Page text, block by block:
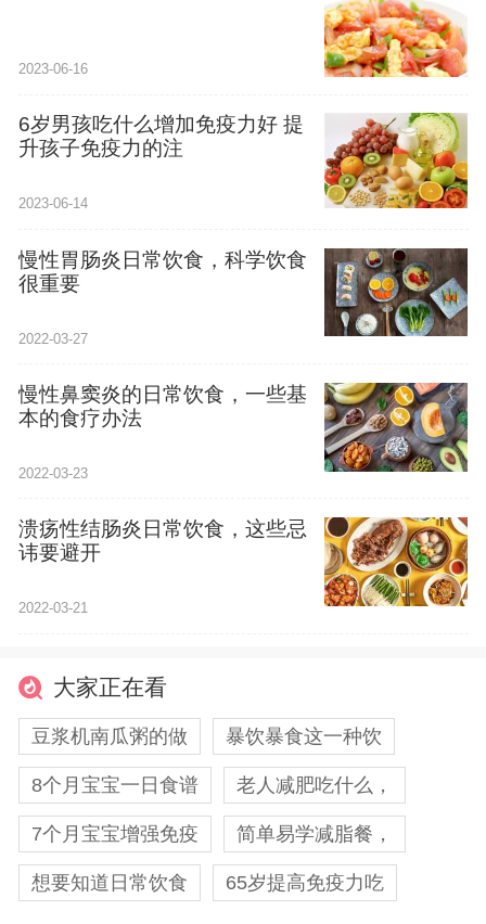
2023-06-16
6岁男孩吃什么增加免疫力好 提
升孩子免疫力的注
2023-06-14
慢性胃肠炎日常饮食，科学饮食
很重要
2022-03-27
慢性鼻窦炎的日常饮食，一些基
本的食疗办法
2022-03-23
溃疡性结肠炎日常饮食，这些忌
讳要避开
2022-03-21
大家正在看
豆浆机南瓜粥的做 暴饮暴食这一种饮
8个月宝宝一日食谱 老人减肥吃什么，
7个月宝宝增强免疫 简单易学减脂餐，
想要知道日常饮食 65岁提高免疫力吃